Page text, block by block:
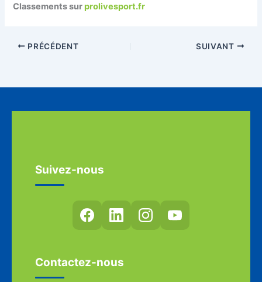
Classements surprolivesport.fr
PRÉCÉDENT SUIVANT
Suivez-nous
Contactez-nous